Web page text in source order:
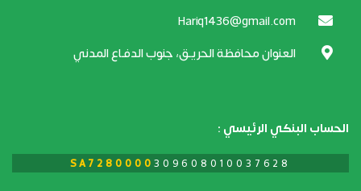
Hariq1436@gmail.com
العنوان محافظة الحريـق، جنوب الدفـاع المدني
الحساب البنكي الرئيسي :
SA7280000309608010037628​​